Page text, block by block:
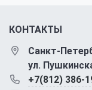
КОНТАКТЫ
Санкт-
ул.
+7(812) 386-